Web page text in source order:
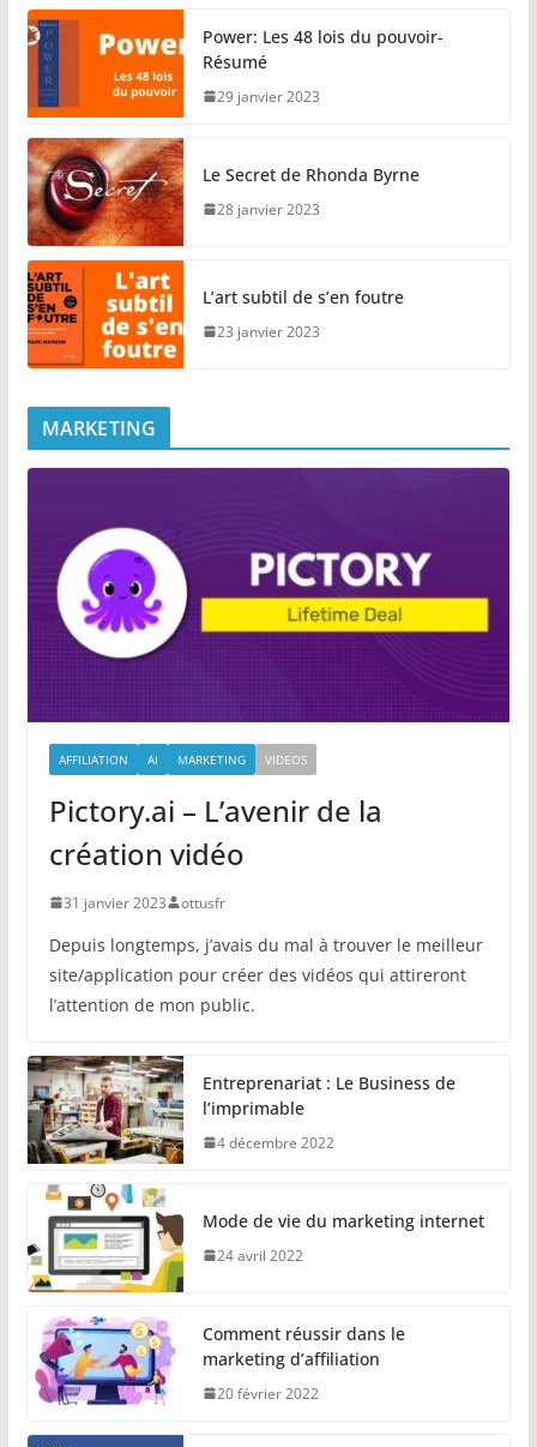
Power: Les 48 lois du pouvoir-
Résumé
29 janvier 2023
Le Secret de Rhonda Byrne
28 janvier 2023
L’art subtil de s’en foutre
23 janvier 2023
MARKETING
AFFILIATION AI MARKETING VIDEOS
Pictory.ai – L’avenir de la
création vidéo
31 janvier 2023 ottusfr
Depuis longtemps, j’avais du mal à trouver le meilleur
site/application pour créer des vidéos qui attireront
l’attention de mon public.
Entreprenariat : Le Business de
l’imprimable
4 décembre 2022
Mode de vie du marketing internet
24 avril 2022
Comment réussir dans le
marketing d’affiliation
20 février 2022